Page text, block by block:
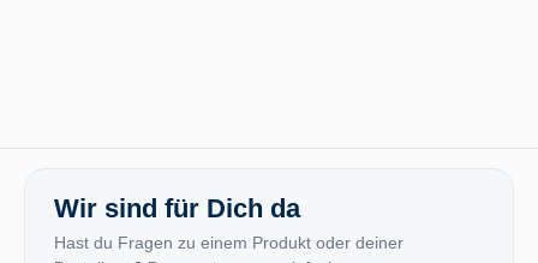
Wir sind für Dich da
Hast du Fragen zu einem Produkt oder deiner